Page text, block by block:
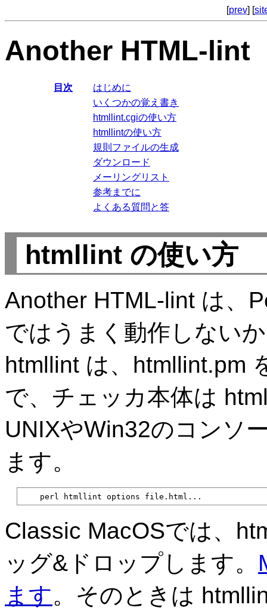
[prev] [
Another HTML-lint
目次
はじめに
いくつかの覚え書き
htmllint.cgiの使い方
htmllintの使い方
規則ファイルの生成
ダウンロード
メーリングリスト
参考までに
よくある質問と答
htmllint の使い方
Another HTML-lint は、
ではうまく動作しない
htmllint は、htmllint.pm
で、チェッカ本体は
UNIXやWin32のコンソ
ます。
    perl htmllint options file.html...
Classic MacOSでは、
ッグ&ドロップします。
ます。そのときは